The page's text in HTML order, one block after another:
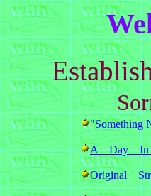
"Something
A Day
Original